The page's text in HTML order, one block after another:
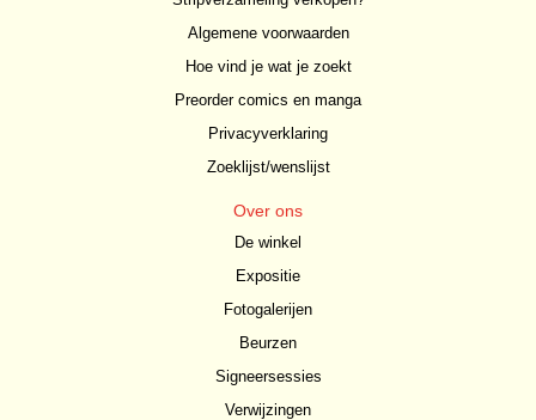
Algemene voorwaarden
Hoe vind je wat je zoekt
Preorder comics en manga
Privacyverklaring
Zoeklijst/wenslijst
Over ons
De winkel
Expositie
Fotogalerijen
Beurzen
Signeersessies
Verwijzingen